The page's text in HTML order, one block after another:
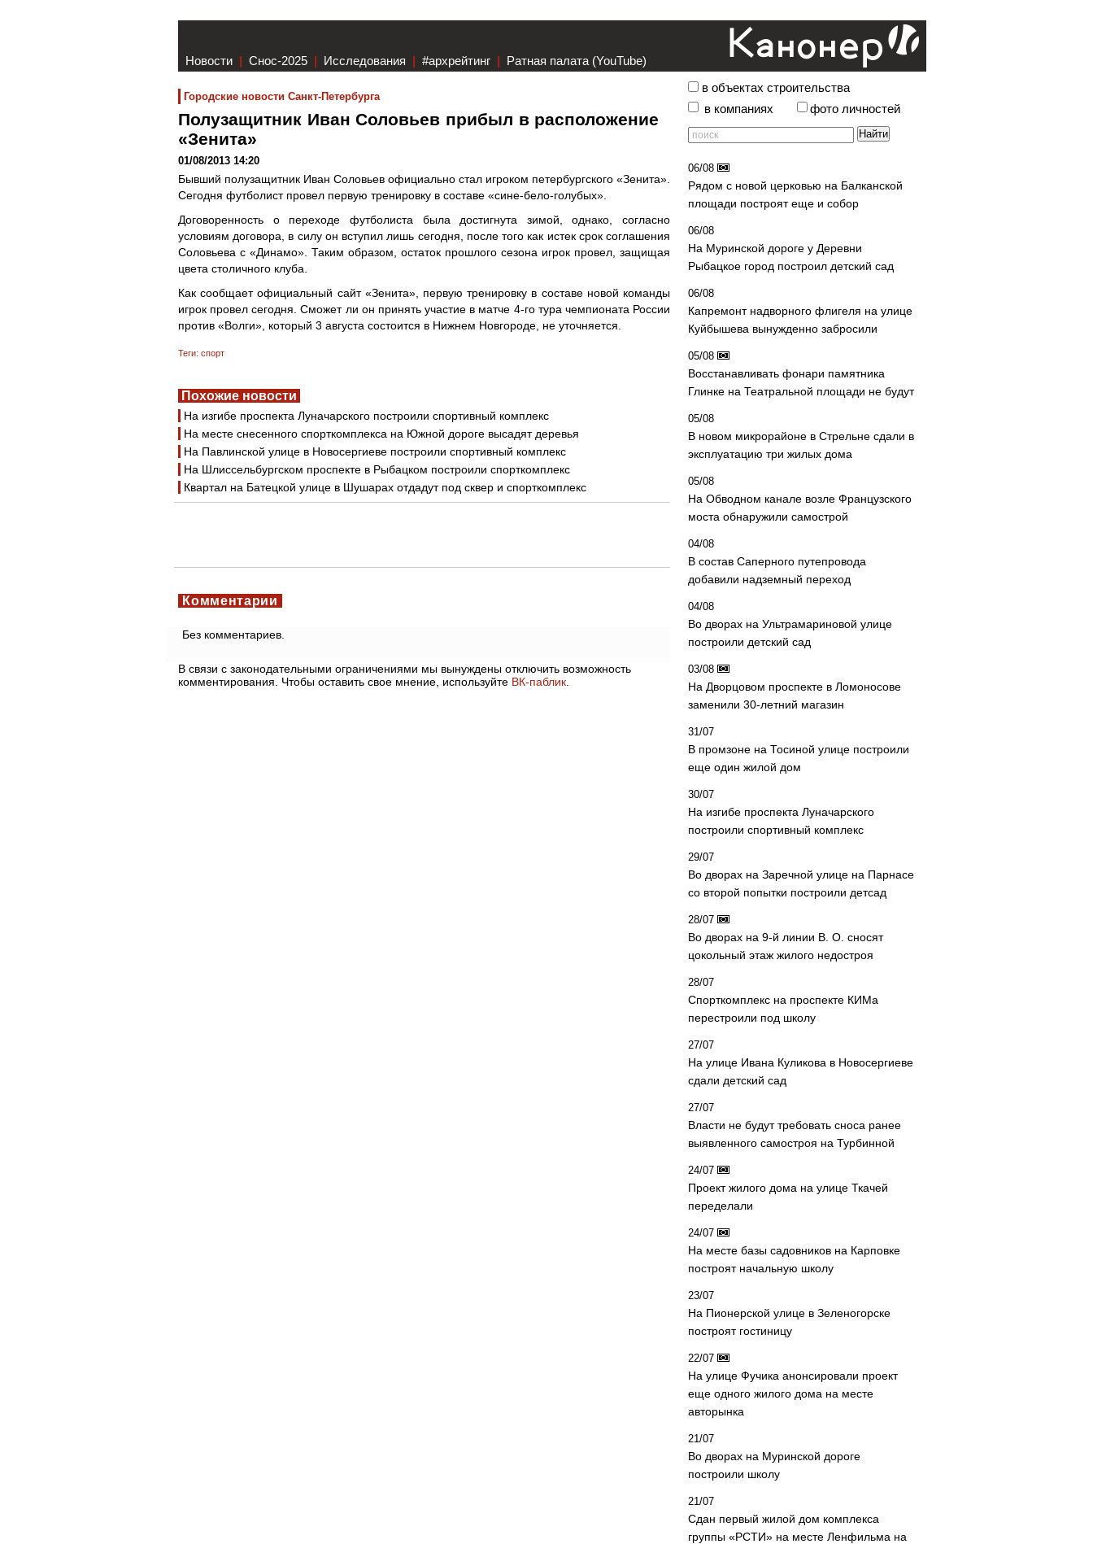
Новости | Снос-2025 | Исследования | #архрейтинг | Ратная палата (YouTube)
Городские новости Санкт-Петербурга
Полузащитник Иван Соловьев прибыл в расположение
«Зенита»
01/08/2013 14:20
Бывший полузащитник Иван Соловьев официально стал игроком петербургского «Зенита».
Сегодня футболист провел первую тренировку в составе «сине-бело-голубых».
Договоренность о переходе футболиста была достигнута зимой, однако, согласно
условиям договора, в силу он вступил лишь сегодня, после того как истек срок соглашения
Соловьева с «Динамо». Таким образом, остаток прошлого сезона игрок провел, защищая
цвета столичного клуба.
Как сообщает официальный сайт «Зенита», первую тренировку в составе новой команды
игрок провел сегодня. Сможет ли он принять участие в матче 4-го тура чемпионата России
против «Волги», который 3 августа состоится в Нижнем Новгороде, не уточняется.
Теги: спорт
Похожие новости
На изгибе проспекта Луначарского построили спортивный комплекс
На месте снесенного спорткомплекса на Южной дороге высадят деревья
На Павлинской улице в Новосергиеве построили спортивный комплекс
На Шлиссельбургском проспекте в Рыбацком построили спорткомплекс
Квартал на Батецкой улице в Шушарах отдадут под сквер и спорткомплекс
Комментарии
Без комментариев.
В связи с законодательными ограничениями мы вынуждены отключить возможность
комментирования. Чтобы оставить свое мнение, используйте ВК-паблик
в объектах строительства
в компаниях
фото личностей
06/08
Рядом с новой церковью на Балканской
площади построят еще и собор
06/08
На Муринской дороге у Деревни
Рыбацкое город построил детский сад
06/08
Капремонт надворного флигеля на улице
Куйбышева вынужденно забросили
05/08
Восстанавливать фонари памятника
Глинке на Театральной площади не будут
05/08
В новом микрорайоне в Стрельне сдали в
эксплуатацию три жилых дома
05/08
На Обводном канале возле Французского
моста обнаружили самострой
04/08
В состав Саперного путепровода
добавили надземный переход
04/08
Во дворах на Ультрамариновой улице
построили детский сад
03/08
На Дворцовом проспекте в Ломоносове
заменили 30-летний магазин
31/07
В промзоне на Тосиной улице построили
еще один жилой дом
30/07
На изгибе проспекта Луначарского
построили спортивный комплекс
29/07
Во дворах на Заречной улице на Парнасе
со второй попытки построили детсад
28/07
Во дворах на 9-й линии В. О. сносят
цокольный этаж жилого недостроя
28/07
Спорткомплекс на проспекте КИМа
перестроили под школу
27/07
На улице Ивана Куликова в Новосергиеве
сдали детский сад
27/07
Власти не будут требовать сноса ранее
выявленного самостроя на Турбинной
24/07
Проект жилого дома на улице Ткачей
переделали
24/07
На месте базы садовников на Карповке
построят начальную школу
23/07
На Пионерской улице в Зеленогорске
построят гостиницу
22/07
На улице Фучика анонсировали проект
еще одного жилого дома на месте
авторынка
21/07
Во дворах на Муринской дороге
построили школу
21/07
Сдан первый жилой дом комплекса
группы «РСТИ» на месте Ленфильма на